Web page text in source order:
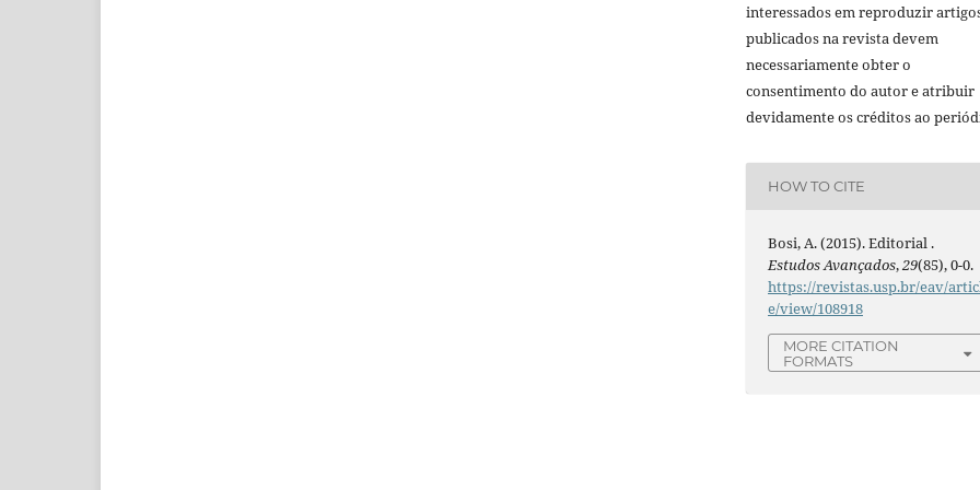
interessados em reproduzir
publicados na revista devem
necessariamente obter o
consentimento do autor e atribuir
devidamente os créditos ao
HOW TO CITE
Bosi, A. (2015). Editorial .
Estudos Avançados,29(85), 0-0.
https://revistas.usp.br/eav/
e/view/108918
MORE CITATION
FORMATS